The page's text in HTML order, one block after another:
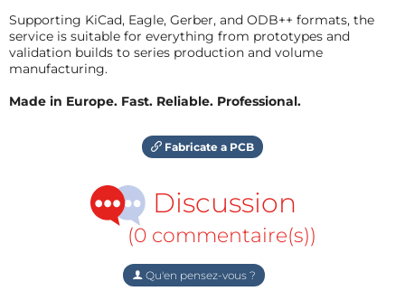
Supporting KiCad, Eagle, Gerber, and ODB++ formats, the
service is suitable for everything from prototypes and
validation builds to series production and volume
manufacturing.
Made in Europe. Fast. Reliable. Professional.
Fabricate a PCB
Discussion
(0 commentaire(s))
Qu'en pensez-vous ?